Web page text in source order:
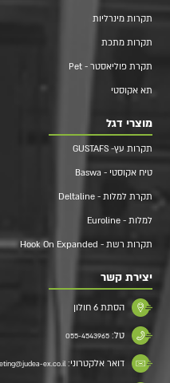
תקרות מינרליות
תקרות מתכת
תקרת פוליאסטר - Pet
תא אקוסטי
מוצרי דגל
תקרות עץ- GUSTAFS
טיח אקוסטי - Baswa
תקרת למלות - Deltaline
למלות - Euroline
תקרות רשת - Hook On Expanded
יצירת קשר
הסתת 6 חולון
טל: 055-4543965
דואר אלקטרוני: ex.co.il